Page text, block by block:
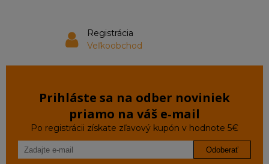
Registrácia
Veľkoobchod
Prihláste sa na odber noviniek
priamo na váš e‑mail
Po registrácii získate zľavový kupón v hodnote 5€
Odoberať